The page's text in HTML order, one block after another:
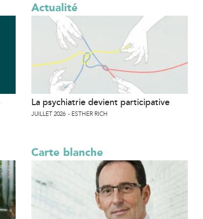
Actualité
La psychiatrie devient participative
JUILLET 2026 ESTHER RICH
Carte blanche